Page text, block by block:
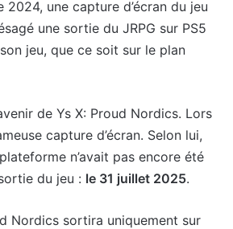
2024, une capture d’écran du jeu
une sortie du JRPG sur PS5
jeu, que ce soit sur le plan
de Ys X: Proud Nordics. Lors
capture d’écran. Selon lui,
n’avait pas encore été
du jeu : le 31 juillet 2025.
Nordics sortira uniquement sur